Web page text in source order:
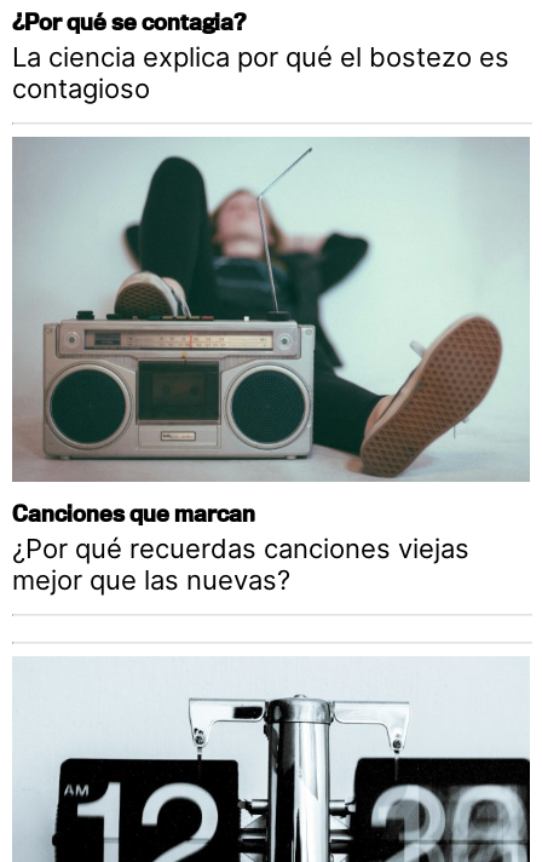
¿Por qué se contagia?
La ciencia explica por qué el bostezo es
contagioso
Canciones que marcan
¿Por qué recuerdas canciones viejas
mejor que las nuevas?